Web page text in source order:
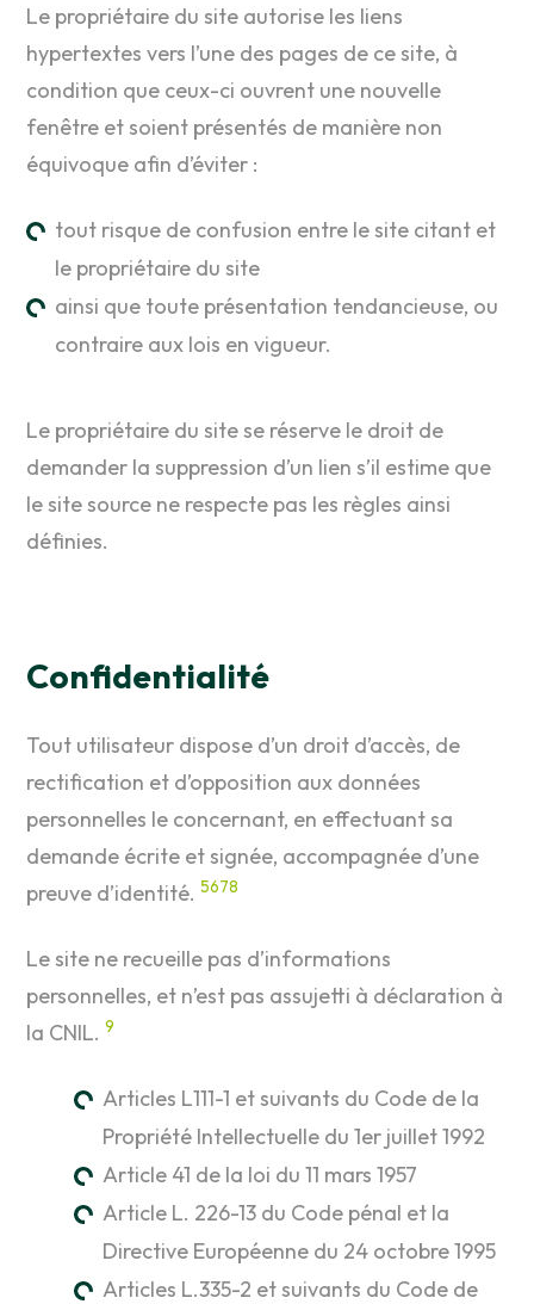
Le propriétaire du site autorise les liens
hypertextes vers l’une des pages de ce site, à
condition que ceux-ci ouvrent une nouvelle
fenêtre et soient présentés de manière non
équivoque afin d’éviter :
tout risque de confusion entre le site citant et
le propriétaire du site
ainsi que toute présentation tendancieuse, ou
contraire aux lois en vigueur.
Le propriétaire du site se réserve le droit de
demander la suppression d’un lien s’il estime que
le site source ne respecte pas les règles ainsi
définies.
Confidentialité
Tout utilisateur dispose d’un droit d’accès, de
rectification et d’opposition aux données
personnelles le concernant, en effectuant sa
demande écrite et signée, accompagnée d’une
preuve d’identité.5678
Le site ne recueille pas d’informations
personnelles, et n’est pas assujetti à déclaration à
la CNIL.9
Articles L111-1 et suivants du Code de la
Propriété Intellectuelle du 1er juillet 1992
Article 41 de la loi du 11 mars 1957
Article L. 226-13 du Code pénal et la
Directive Européenne du 24 octobre 1995
Articles L.335-2 et suivants du Code de